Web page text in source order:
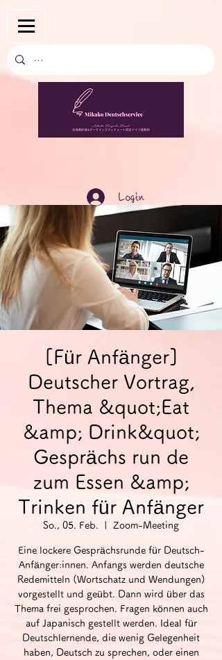
Login
[Für Anfänger]
Deutscher Vortrag,
Thema &quot;Eat
&amp; Drink&quot;
Gesprächs run de
zum Essen &amp;
Trinken für Anfänger
So., 05. Feb. Zoom-Meeting
Eine lockere Gesprächsrunde für Deutsch-
Anfänger:innen. Anfangs werden deutsche
Redemitteln (Wortschatz und Wendungen)
vorgestellt und geübt. Dann wird über das
Thema frei gesprochen. Fragen können auch
auf Japanisch gestellt werden. Ideal für
Deutschlernende, die wenig Gelegenheit
haben, Deutsch zu sprechen, oder einen